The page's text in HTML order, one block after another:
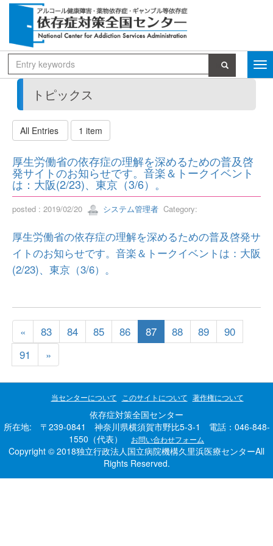
トピックス
All Entries 1 item
厚生労働省の依存症の理解を深めるための普及啓
発サイトのお知らせです。音楽＆トークイベント
は：大阪(2/23)、東京（3/6）。
posted : 2019/02/20 システム管理者 Category:
厚生労働省の依存症の理解を深めるための普及啓発サ
イトのお知らせです。音楽＆トークイベントは：大阪
(2/23)、東京（3/6）。
« 83 84 85 86 87 88 89
90
91
»
当センターについて このサイトについて 著作権について
依存症対策全国センター
所在地: 〒239-0841 神奈川県横須賀市野比5-3-1 電話：046-848-
1550（代表）
お問い合わせフォーム
Copyright © 2018独立行政法人国立病院機構久里浜医療センターAll
Rights Reserved.